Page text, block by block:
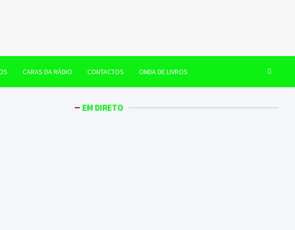
CARAS DA RÁDIO CONTACTOS ONDA DE LIVROS
EM DIRETO